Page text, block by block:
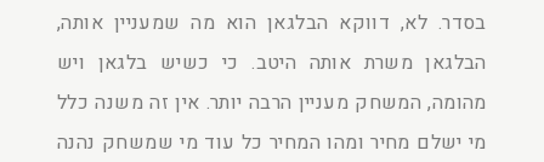
בסדר. לא, דווקא הבלגאן הוא מה שמעניין אותה,
הבלגאן משרת אותה היטב. כי כשיש בלגאן ויש
מהומה, המשחק מעניין הרבה יותר. אין זה משנה כלל
מי ישלם מחיר ומהו המחיר כל עוד מי שמשחק נהנה